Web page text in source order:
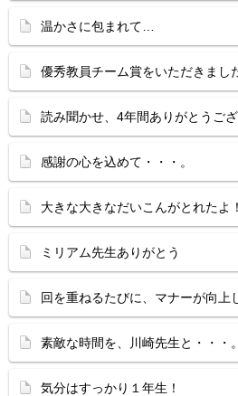
温かさに包まれて…
優秀教員チーム賞をいただきまし
読み聞かせ、4年間ありがとうござ
感謝の心を込めて・・・。
大きな大きなだいこんがとれたよ！
ミリアム先生ありがとう
回を重ねるたびに、マナーが向上
素敵な時間を、川崎先生と・・・。
気分はすっかり１年生！